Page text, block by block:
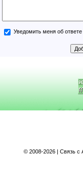
Уведомить меня об ответе
© 2008-2026 | Связь с